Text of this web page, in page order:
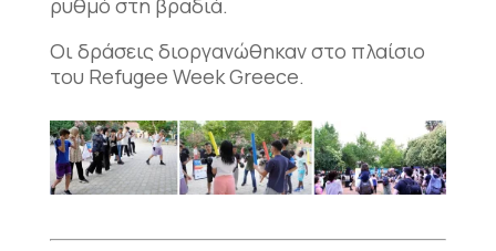
Οι δράσεις διοργανώθηκαν στο πλαίσιο
του Refugee Week Greece.